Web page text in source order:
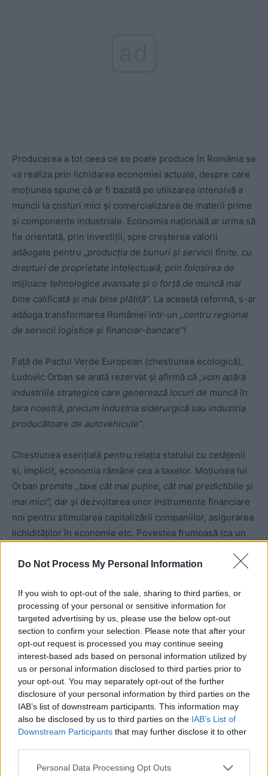
Do Not Process My Personal Information
If you wish to opt-out of the sale, sharing to third parties, or
processing of your personal or sensitive information for
targeted advertising by us, please use the below opt-out
section to confirm your selection. Please note that after your
opt-out request is processed you may continue seeing
interest-based ads based on personal information utilized by
us or personal information disclosed to third parties prior to
your opt-out. You may separately opt-out of the further
disclosure of your personal information by third parties on the
IAB’s list of downstream participants. This information may
also be disclosed by us to third parties on the IAB’s List of
Downstream Participants that may further disclose it to other
Personal Data Processing Opt Outs
Producerea a tot ceea ce se poate produce în România se
va realiza prin lichidarea economiei actuale, despre care
moțiunea spune că ar fi bazată pe utilizarea intensivă a
muncii la costuri mici și comercializarea de materii prime
și componente industriale. Economia națională ar urma să
fie orientată, prin investiții, spre creșterea valorii
adăugate pentru
„producția de bunuri și servicii finite, cu
drepturi de proprietate intelectuală, prin folosirea de
mijloace tehnologice avansate și o forță de muncă mai
bine calificată și mai bine plătită”. La această reformă, s-ar
adăuga transformarea României într-un
„centru regional
de servicii logistice și financiar-bancare”!
Față de Pactul Verde European (chestiunea ecologică),
Ludovic Orban se arată rezervat și afirmă că „vom apăra
industriile strategice care generează locuri de muncă în
țara noastră, precum industria siderurgică sau industria
producătoare de autovehicule”.
Chestiunea esențială pentru relația statului cu cetățenii
și, implicit, economia rămâne cea a taxelor. Moțiunea lui
Orban promite
„taxe cât mai puține, cât mai predictibile și
mai mici”, dar și dezvoltarea unor instrumente financiare
noi pentru stimularea capitalizării companiilor, asigurarea
lichidităților în economie etc. Povestea frumoasă (ca un
Orban e plină de alte minuni, pe care vă las să le aflați…
mai mult decât un basm povestit de un poltician versat!
ad